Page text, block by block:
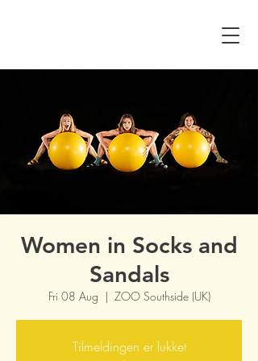
Women in Socks and
Sandals
Fri 08 Aug
  |
ZOO Southside (UK)
Tilmeldingen er lukket